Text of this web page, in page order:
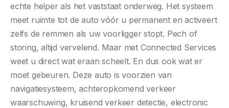
echte helper als het vaststaat onderweg. Het systeem
meet ruimte tot de auto vóór u permanent en activeert
zelfs de remmen als uw voorligger stopt. Pech of
storing, altijd vervelend. Maar met Connected Services
weet u direct wat eraan scheelt. En dus ook wat er
moet gebeuren. Deze auto is voorzien van
navigatiesysteem, achteropkomend verkeer
waarschuwing, kruisend verkeer detectie, electronic